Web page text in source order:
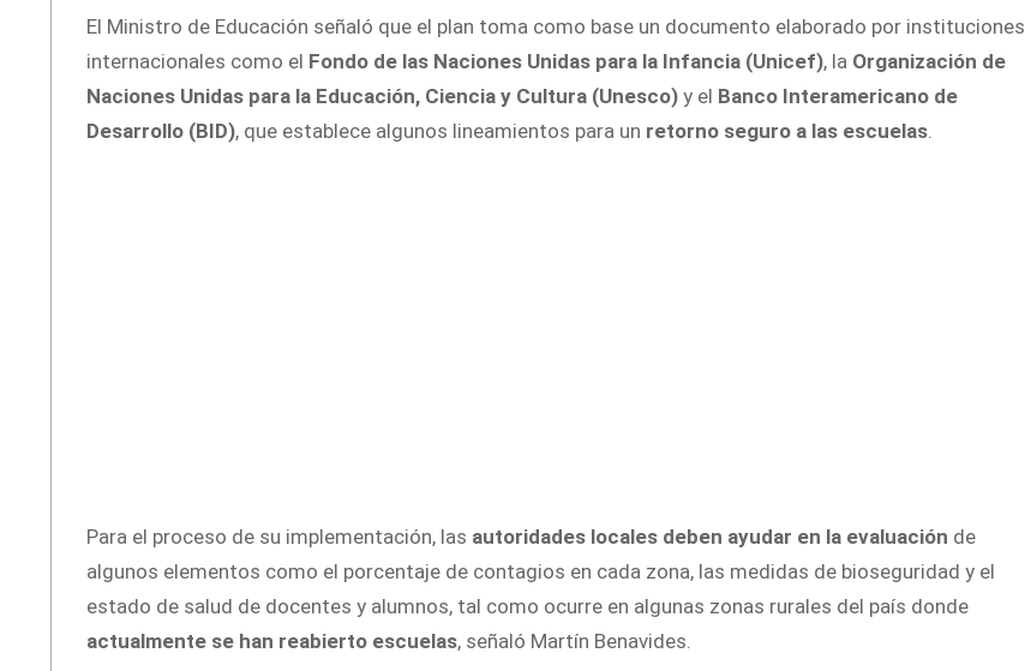
El Ministro de Educación señaló que el plan toma como base un documento elaborado por instituciones
internacionales como el Fondo de las Naciones Unidas para la Infancia (Unicef), la Organización de
Naciones Unidas para la Educación, Ciencia y Cultura (Unesco) y el Banco Interamericano de
Desarrollo (BID), que establece algunos lineamientos para un retorno seguro a las escuelas.
Para el proceso de su implementación, las autoridades locales deben ayudar en la evaluación de
algunos elementos como el porcentaje de contagios en cada zona, las medidas de bioseguridad y el
estado de salud de docentes y alumnos, tal como ocurre en algunas zonas rurales del país donde
actualmente se han reabierto escuelas, señaló Martín Benavides.